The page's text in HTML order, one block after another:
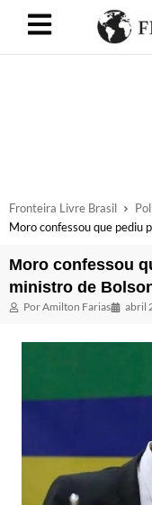
Fronteira Livre Brasil
Moro confessou que pediu
Moro confessou
ministro de
PorAmilton Farias abril